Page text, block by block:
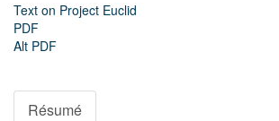
Text on Project Euclid
PDF
Alt PDF
Résumé